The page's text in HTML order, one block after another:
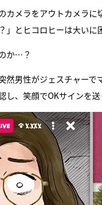
カメラをアウトカメラ
」とヒコロヒーは大いに
か…？
然男性がジェスチャー
、笑顔でOKサインを送